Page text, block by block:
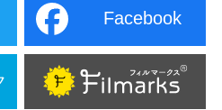
Facebook